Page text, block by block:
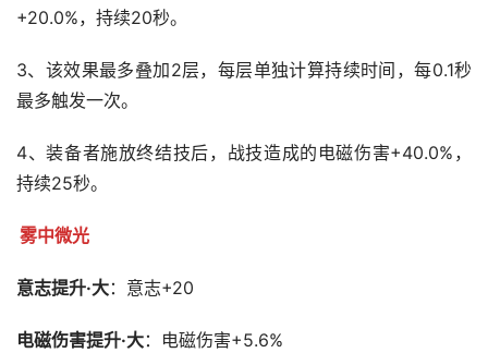
+20.0%，持续20秒。
3、该效果最多叠加2层，每层单独计算持续时间，每0.1秒
最多触发一次。
4、装备者施放终结技后，战技造成的电磁伤害+40.0%，
持续25秒。
雾中微光
意志提升·大：意志+20
电磁伤害提升·大：电磁伤害+5.6%